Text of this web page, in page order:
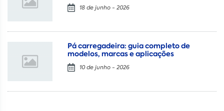
18 de junho - 2026
Pá carregadeira: guia completo de
modelos, marcas e aplicações
10 de junho - 2026